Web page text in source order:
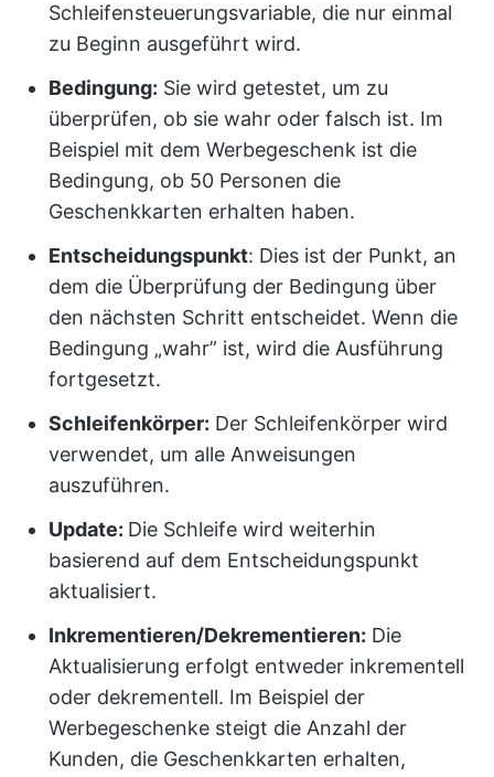
Schleifensteuerungsvariable, die nur einmal
zu Beginn ausgeführt wird.
Bedingung: Sie wird getestet, um zu
überprüfen, ob sie wahr oder falsch ist. Im
Beispiel mit dem Werbegeschenk ist die
Bedingung, ob 50 Personen die
Geschenkkarten erhalten haben.
Entscheidungspunkt: Dies ist der Punkt, an
dem die Überprüfung der Bedingung über
den nächsten Schritt entscheidet. Wenn die
Bedingung „wahr” ist, wird die Ausführung
fortgesetzt.
Schleifenkörper: Der Schleifenkörper wird
verwendet, um alle Anweisungen
auszuführen.
Update: Die Schleife wird weiterhin
basierend auf dem Entscheidungspunkt
aktualisiert.
Inkrementieren/Dekrementieren: Die
Aktualisierung erfolgt entweder inkrementell
oder dekrementell. Im Beispiel der
Werbegeschenke steigt die Anzahl der
Kunden, die Geschenkkarten erhalten,